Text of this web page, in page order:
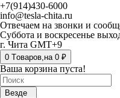
+7(914)430-6000
info@tesla-chita.ru
Отвечаем на звонки и
Суббота и воскресенье
г. Чита GMT+9
0 Tоваров,на 0 ₽
Ваша корзина пуста!
Везде